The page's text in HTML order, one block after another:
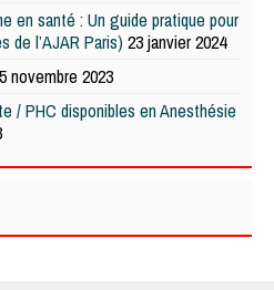
en santé : Un guide pratique pour
de l’AJAR Paris) 23 janvier 2024
5 novembre 2023
/ PHC disponibles en Anesthésie